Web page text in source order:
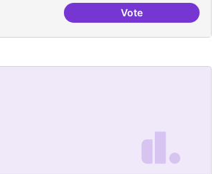
VoteProjecte Radars